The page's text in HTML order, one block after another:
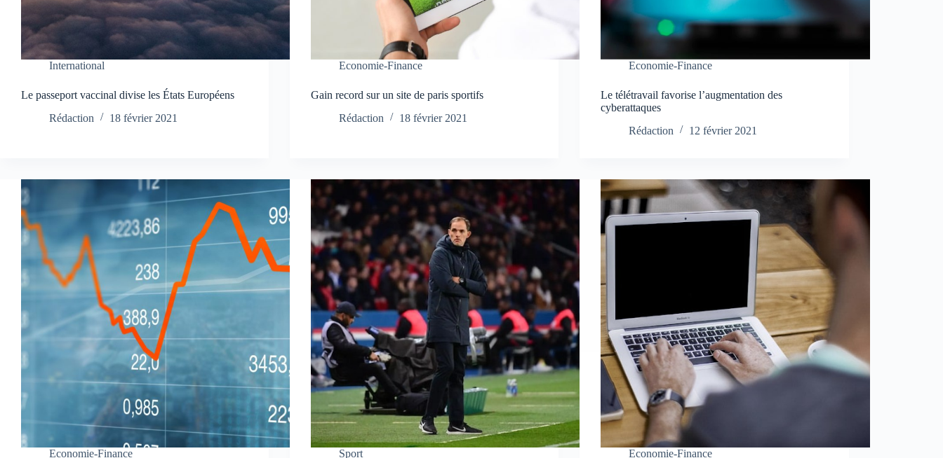
International
Le passeport vaccinal divise les États Européens
Rédaction
18 février 2021
Economie-Finance
Gain record sur un site de paris sportifs
Rédaction
18 février 2021
Economie-Finance
Le télétravail favorise l’augmentation des
cyberattaques
Rédaction
12 février 2021
Economie-Finance Sport Economie-Finance